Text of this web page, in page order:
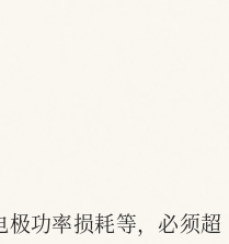
极功率损耗等，必须超